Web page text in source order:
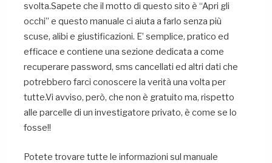
svolta.Sapete che il motto di questo sito è “Apri gli
occhi” e questo manuale ci aiuta a farlo senza più
scuse, alibi e giustificazioni. E’ semplice, pratico ed
efficace e contiene una sezione dedicata a come
recuperare password, sms cancellati ed altri dati che
potrebbero farci conoscere la verità una volta per
tutte.Vi avviso, però, che non è gratuito ma, rispetto
alle parcelle di un investigatore privato, è come se lo
fosse!!
Potete trovare tutte le informazioni sul manuale